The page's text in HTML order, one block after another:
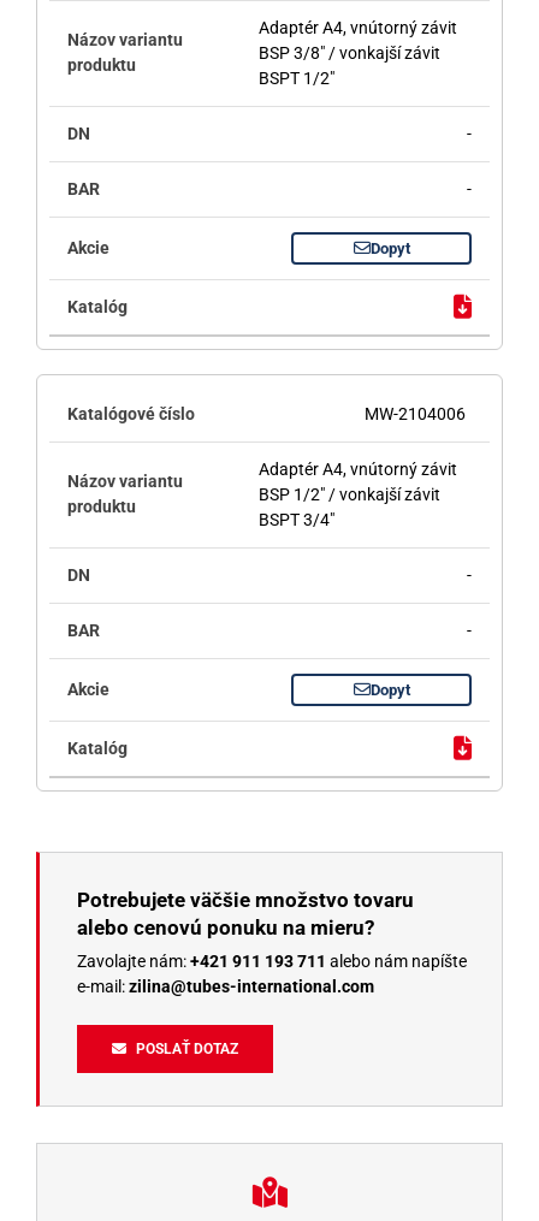
Adaptér A4, vnútorný závit
BSP 3/8" / vonkajší závit
BSPT 1/2"
-
-
Dopyt
MW-2104006
Adaptér A4, vnútorný závit
BSP 1/2" / vonkajší závit
BSPT 3/4"
-
-
Dopyt
Potrebujete väčšie množstvo tovaru
alebo cenovú ponuku na mieru?
Zavolajte nám:+421 911 193 711 alebo nám napíšte
e-mail:zilina@tubes-international.com
POSLAŤ DOTAZ